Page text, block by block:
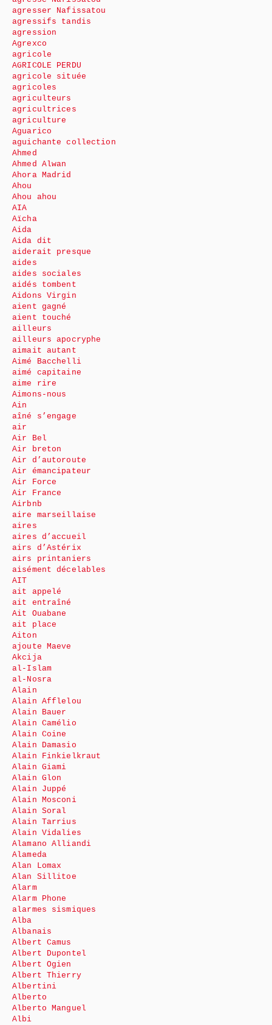
agresser Nafissatou
agressifs tandis
agression
Agrexco
agricole
AGRICOLE PERDU
agricole située
agricoles
agriculteurs
agricultrices
agriculture
Aguarico
aguichante collection
Ahmed
Ahmed Alwan
Ahora Madrid
Ahou
Ahou ahou
AIA
Aïcha
Aida
Aida dit
aiderait presque
aides
aides sociales
aidés tombent
Aidons Virgin
aient gagné
aient touché
ailleurs
ailleurs apocryphe
aimait autant
Aimé Bacchelli
aimé capitaine
aime rire
Aimons-nous
Ain
aîné s’engage
air
Air Bel
Air breton
Air d’autoroute
Air émancipateur
Air Force
Air France
Airbnb
aire marseillaise
aires
aires d’accueil
airs d’Astérix
airs printaniers
aisément décelables
AIT
ait appelé
ait entraîné
Ait Ouabane
ait place
Aiton
ajoute Maeve
Akcija
al-Islam
al-Nosra
Alain
Alain Afflelou
Alain Bauer
Alain Camélio
Alain Coine
Alain Damasio
Alain Finkielkraut
Alain Giami
Alain Glon
Alain Juppé
Alain Mosconi
Alain Soral
Alain Tarrius
Alain Vidalies
Alamano Alliandi
Alameda
Alan Lomax
Alan Sillitoe
Alarm
Alarm Phone
alarmes sismiques
Alba
Albanais
Albert Camus
Albert Dupontel
Albert Ogien
Albert Thierry
Albertini
Alberto
Alberto Manguel
Albi